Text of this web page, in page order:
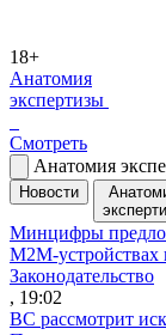
18+
Анатомия
экспертизы
Смотреть
Анатомия
Новости
Минцифры
M2M-устройствах
Законодательство
, 19:02
ВС рассмотрит